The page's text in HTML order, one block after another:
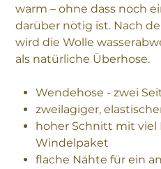
warm – ohne dass noch
darüber nötig ist. Nach
wird die Wolle
als natürliche Überhose.
Wendehose - zwei
zweilagiger,
hoher Schnitt mit viel
Windelpaket
flache Nähte für ein